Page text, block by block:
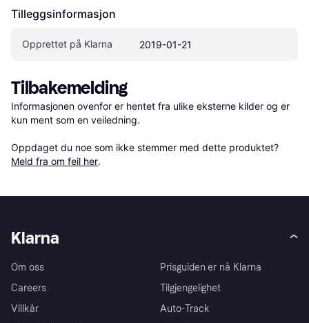
Tilleggsinformasjon
Opprettet på Klarna 2019-01-21
Tilbakemelding
Informasjonen ovenfor er hentet fra ulike eksterne kilder og er
kun ment som en veiledning.
Oppdaget du noe som ikke stemmer med dette produktet?
Meld fra om feil her.
Klarna
Om oss
Careers
Villkår
Prisguiden er nå Klarna
Tilgjengelighet
Auto-Track